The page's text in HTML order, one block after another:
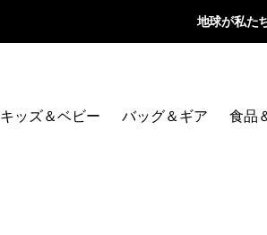
地球が私た
キッズ＆ベビー バッグ＆ギア 食品